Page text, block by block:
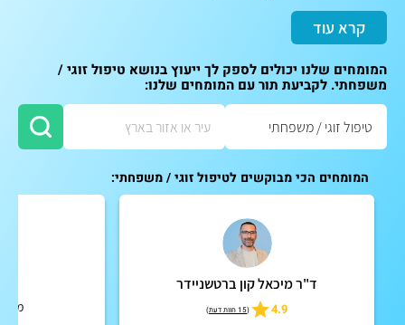
קרא עוד
המומחים שלנו יכולים לספק לך ייעוץ בנושא טיפול זוגי /
משפחתי. לקביעת תור עם המומחים שלנו:
המומחים הכי מבוקשים לטיפול זוגי / משפחתי:
ד"ר מיכאל קון ברטשניידר
4.9
(15 חוות דעת )